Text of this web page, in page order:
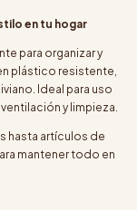
en tu hogar
para organizar y
plástico resistente,
Ideal para uso
y limpieza.
hasta artículos de
mantener todo en